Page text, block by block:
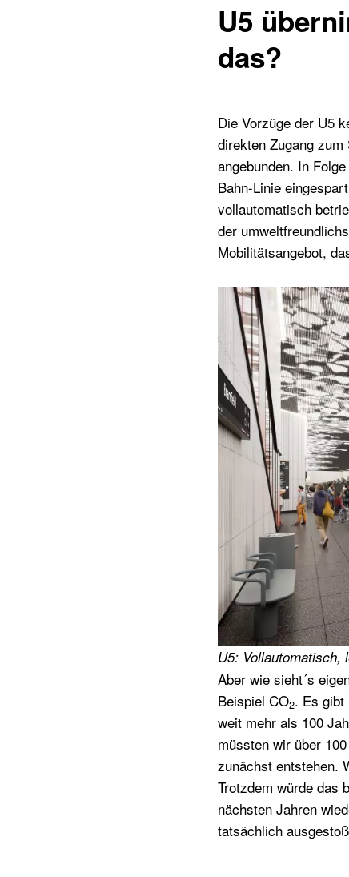
U5
das?
Die Vorzüge der U5
direkten Zugang
angebunden. In
Bahn-Linie
vollautomatisch
der
Mobilitätsangebot,
U5: Vollautomatisch,
Aber wie sieht´s
Beispiel CO2. Es gibt
weit mehr als 100
müssten wir über
zunächst entstehen.
Trotzdem würde das
nächsten Jahren
tatsächlich